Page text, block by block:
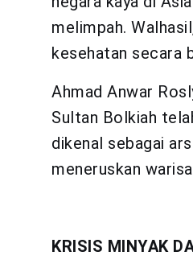
melimpah.
kesehatan secara
Ahmad Anwar
Sultan Bolkiah
dikenal sebagai
meneruskan
KRISIS MINYAK